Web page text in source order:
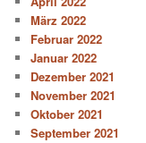
März 2022
Februar 2022
Januar 2022
Dezember 2021
November 2021
Oktober 2021
September 2021